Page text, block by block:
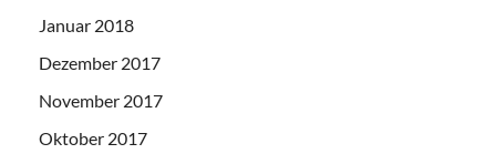
Januar 2018
Dezember 2017
November 2017
Oktober 2017